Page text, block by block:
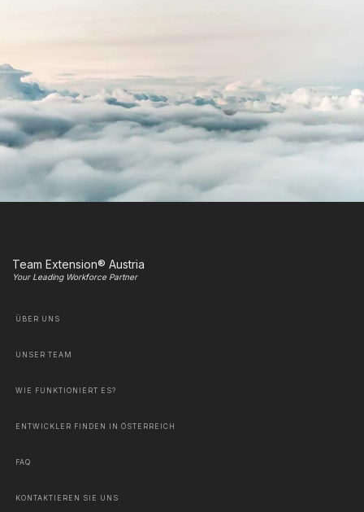
Team Extension® Austria
Your Leading Workforce Partner
ÜBER UNS
UNSER TEAM
WIE FUNKTIONIERT ES?
ENTWICKLER FINDEN IN ÖSTERREICH
FAQ
KONTAKTIEREN SIE UNS